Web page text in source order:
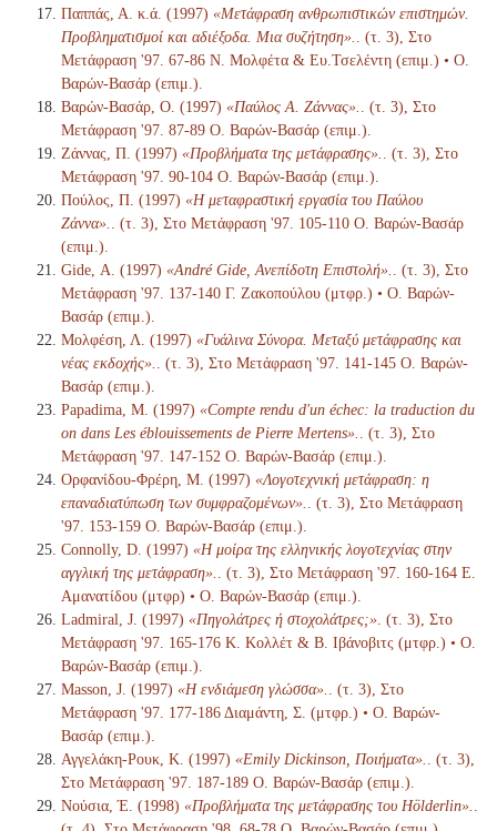
Παππάς, Α. κ.ά. (1997) «Μετάφραση ανθρωπιστικών επιστημών.
Προβληματισμοί και αδιέξοδα. Μια συζήτηση».
. (τ. 3), Στο
Μετάφραση '97. 67-86 Ν. Μολφέτα & Ευ.Τσελέντη (επιμ.) • Ο.
Βαρών-Βασάρ (επιμ.).
Βαρών-Βασάρ, Ο. (1997) «Παύλος Α. Ζάννας».
. (τ. 3), Στο
Μετάφραση '97. 87-89 Ο. Βαρών-Βασάρ (επιμ.).
Ζάννας, Π. (1997) «Προβλήματα της μετάφρασης».
. (τ. 3), Στο
Μετάφραση '97. 90-104 Ο. Βαρών-Βασάρ (επιμ.).
Πούλος, Π. (1997) «Η μεταφραστική εργασία του Παύλου
Ζάννα».
. (τ. 3), Στο Μετάφραση '97. 105-110 Ο. Βαρών-Βασάρ
(επιμ.).
Gide, Α. (1997) «André Gide, Ανεπίδοτη Επιστολή».
. (τ. 3), Στο
Μετάφραση '97. 137-140 Γ. Ζακοπούλου (μτφρ.) • Ο. Βαρών-
Βασάρ (επιμ.).
Μολφέση, Λ. (1997) «Γυάλινα Σύνορα. Μεταξύ μετάφρασης και
νέας εκδοχής».
. (τ. 3), Στο Μετάφραση '97. 141-145 Ο. Βαρών-
Βασάρ (επιμ.).
Papadima, M. (1997) «Compte rendu d'un échec: la traduction du
on dans Les éblouissements de Pierre Mertens».
. (τ. 3), Στο
Μετάφραση '97. 147-152 Ο. Βαρών-Βασάρ (επιμ.).
Ορφανίδου-Φρέρη, Μ. (1997) «Λογοτεχνική μετάφραση: η
επαναδιατύπωση των συμφραζομένων».
. (τ. 3), Στο Μετάφραση
'97. 153-159 Ο. Βαρών-Βασάρ (επιμ.).
Connolly, D. (1997) «Η μοίρα της ελληνικής λογοτεχνίας στην
αγγλική της μετάφραση».
. (τ. 3), Στο Μετάφραση '97. 160-164 Ε.
Αμανατίδου (μτφρ) • Ο. Βαρών-Βασάρ (επιμ.).
Ladmiral, J. (1997) «Πηγολάτρες ή στοχολάτρες;» . (τ. 3), Στο
Μετάφραση '97. 165-176 Κ. Κολλέτ & Β. Ιβάνοβιτς (μτφρ.) • Ο.
Βαρών-Βασάρ (επιμ.).
Masson, J. (1997) «Η ενδιάμεση γλώσσα».
. (τ. 3), Στο
Μετάφραση '97. 177-186 Διαμάντη, Σ. (μτφρ.) • Ο. Βαρών-
Βασάρ (επιμ.).
Αγγελάκη-Ρουκ, Κ. (1997) «Emily Dickinson, Ποιήματα».
. (τ. 3),
Στο Μετάφραση '97. 187-189 Ο. Βαρών-Βασάρ (επιμ.).
Νούσια, Έ. (1998) «Προβλήματα της μετάφρασης του Hölderlin».